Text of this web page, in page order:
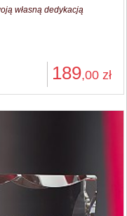
własną dedykacją
189,00 zł